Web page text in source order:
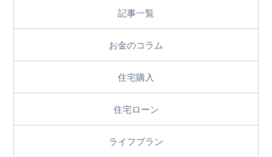
記事一覧
お金のコラム
住宅購入
住宅ローン
ライフプラン